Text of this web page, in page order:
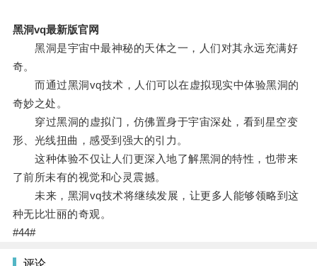
黑洞vq最新版官网
黑洞是宇宙中最神秘的天体之一，人们对其永远充满好
奇。
而通过黑洞vq技术，人们可以在虚拟现实中体验黑洞的
奇妙之处。
穿过黑洞的虚拟门，仿佛置身于宇宙深处，看到星空变
形、光线扭曲，感受到强大的引力。
这种体验不仅让人们更深入地了解黑洞的特性，也带来
了前所未有的视觉和心灵震撼。
未来，黑洞vq技术将继续发展，让更多人能够领略到这
种无比壮丽的奇观。
#44#